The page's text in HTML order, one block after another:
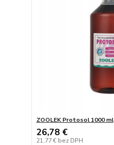
ZOOLEK Protosol 1000 ml
26,78 €
21,77 € bez DPH